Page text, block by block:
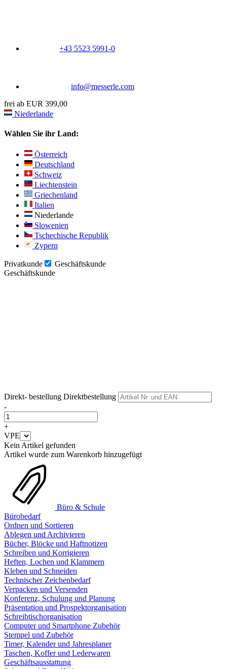
+43 5523 5991-0
info@messerle.com
frei ab EUR 399,00
Niederlande
Wählen Sie ihr Land:
Österreich
Deutschland
Schweiz
Liechtenstein
Griechenland
Italien
Niederlande
Slowenien
Tschechische Republik
Zypern
Privatkunde
Geschäftskunde
Geschäftskunde
Direkt- bestellung Direktbestellung
-
+
VPE
Kein Artikel gefunden
Artikel wurde zum Warenkorb hinzugefügt
Büro & Schule
Bürobedarf
Ordnen und Sortieren
Ablegen und Archivieren
Bücher, Blöcke und Haftnotizen
Schreiben und Korrigieren
Heften, Lochen und Klammern
Kleben und Schneiden
Technischer Zeichenbedarf
Verpacken und Versenden
Konferenz, Schulung und Planung
Präsentation und Prospektorganisation
Schreibtischorganisation
Computer und Smartphone Zubehör
Stempel und Zubehör
Timer, Kalender und Jahresplaner
Taschen, Koffer und Lederwaren
Geschäftsausstattung